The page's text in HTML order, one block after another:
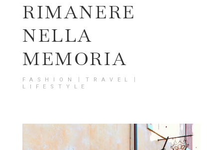
RIMANERE
NELLA
MEMORIA
FASHION〡TRAVEL〡
LIFESTYLE